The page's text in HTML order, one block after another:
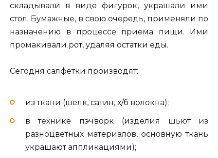
складывали в виде фигурок, украшали ими
стол. Бумажные, в свою очередь, применяли по
назначению в процессе приема пищи. Ими
промакивали рот, удаляя остатки еды.
Сегодня салфетки производят:
из ткани (шелк, сатин, х/б волокна);
в технике пэчворк (изделия шьют из
разноцветных материалов, основную ткань
украшают аппликациями);